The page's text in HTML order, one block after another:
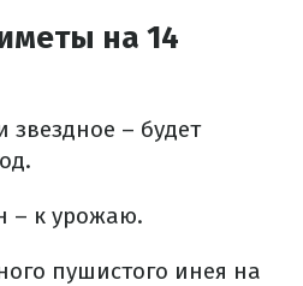
на 14
звездное – будет
– к урожаю.
пушистого инея на